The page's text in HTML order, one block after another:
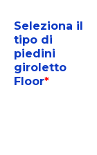
Seleziona il
tipo di
piedini
giroletto
Floor*